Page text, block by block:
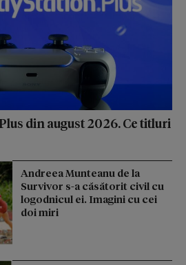
din august 2026. Ce titluri
Andreea Munteanu de la
Survivor s-a căsătorit civil cu
logodnicul ei. Imagini cu cei
doi miri